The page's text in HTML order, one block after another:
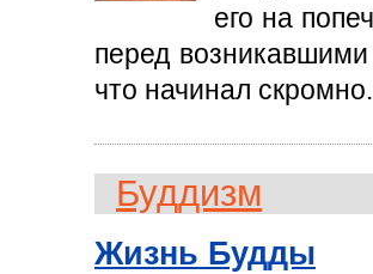
его на
перед
что начинал скромно.
Буддизм
Жизнь Будды